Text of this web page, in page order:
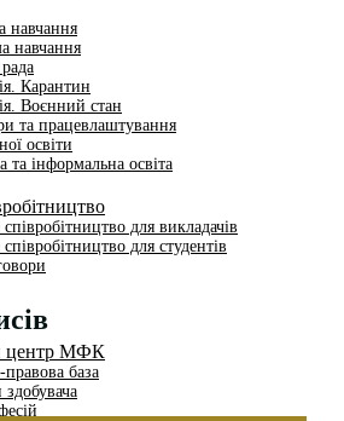
навчання
навчання
Карантин
Воєнний стан
та працевлаштування
освіти
та інформальна освіта
для викладачів
для студентів
центр МФК
база